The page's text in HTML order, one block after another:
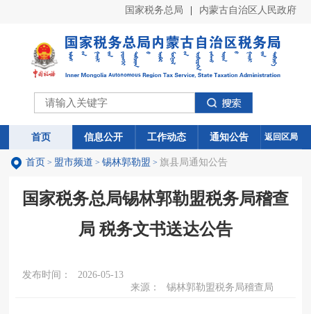
国家税务总局 内蒙古自治区人民政府
首页 信息公开 工作动态 通知公告
首页 信息公开 工作动态 通知公告 返回区局
首页 > 盟市频道 > 锡林郭勒盟 > 旗县局通知公告
国家税务总局锡林郭勒盟税务局稽查
局 税务文书送达公告
发布时间：
2026-05-13
来源：
锡林郭勒盟税务局稽查局